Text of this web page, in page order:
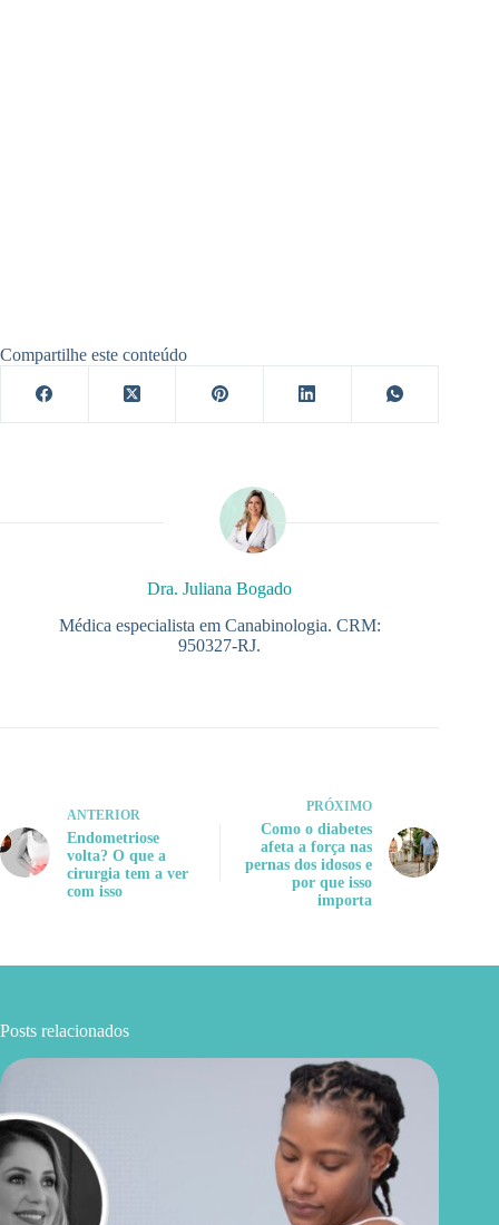
Compartilhe este conteúdo
Dra. Juliana Bogado
Médica especialista em Canabinologia. CRM:
950327-RJ.
ANTERIOR
Endometriose
volta? O que a
cirurgia tem a ver
com isso
PRÓXIMO
Como o diabetes
afeta a força nas
pernas dos idosos e
por que isso
importa
Posts relacionados